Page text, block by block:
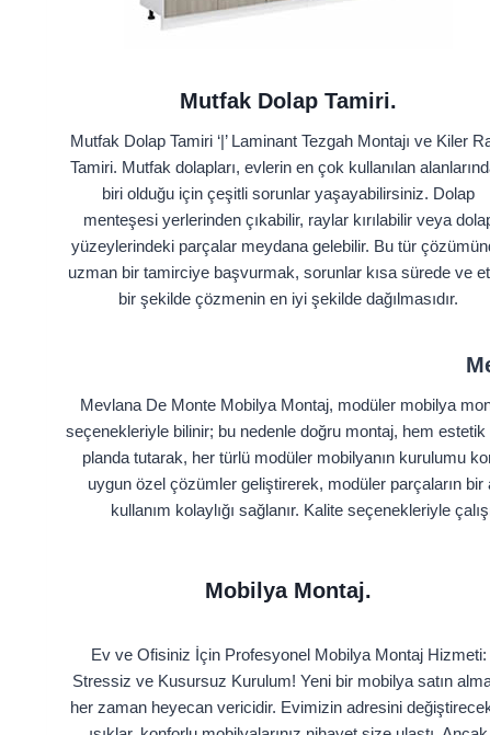
Mutfak Dolap Tamiri.
Mutfak Dolap Tamiri ‘|’ Laminant Tezgah Montajı ve Kiler
Tamiri. Mutfak dolapları, evlerin en çok kullanılan
biri olduğu için çeşitli sorunlar yaşayabilirsiniz. Dolap
menteşesi yerlerinden çıkabilir, raylar kırılabilir veya
yüzeylerindeki parçalar meydana gelebilir. Bu tür
uzman bir tamirciye başvurmak, sorunlar kısa sürede ve
bir şekilde çözmenin en iyi şekilde dağılmasıdır.
Mevlana De Monte Mobilya Montaj, modüler mobilya
seçenekleriyle bilinir; bu nedenle doğru montaj, hem
planda tutarak, her türlü modüler mobilyanın kurulumu
uygun özel çözümler geliştirerek, modüler parçaların
kullanım kolaylığı sağlanır. Kalite seçenekleriyle
Mobilya Montaj.
Ev ve Ofisiniz İçin Profesyonel Mobilya Montaj Hizmeti:
Stressiz ve Kusursuz Kurulum! Yeni bir mobilya satın
her zaman heyecan vericidir. Evimizin adresini